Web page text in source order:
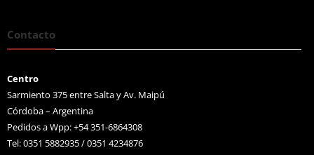
Contacto
Centro
Sarmiento 375 entre Salta y Av. Maipú
Córdoba – Argentina
Pedidos a Wpp: +54 351-6864308
Tel: 0351 5882935 / 0351 4234876